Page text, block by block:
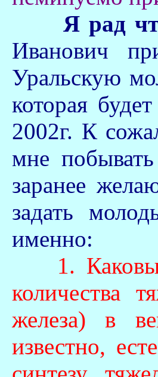
Я рад
Иванович
Уральскую
которая
2002г. К
мне
заранее
задать
именно:
1.
количества
железа) в
известно,